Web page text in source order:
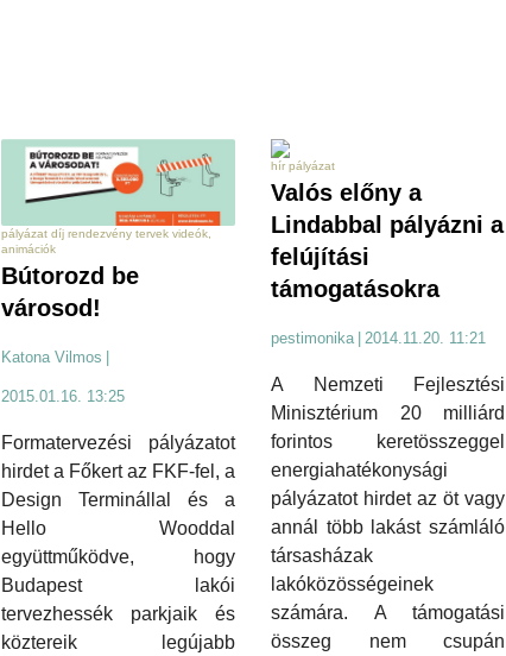
pályázat díj rendezvény tervek videók,
animációk
Bútorozd be
városod!
Katona Vilmos
2015.01.16. 13:25
Formatervezési pályázatot
hirdet a Főkert az FKF-fel, a
Design Terminállal és a
Hello Wooddal
együttműködve, hogy
Budapest lakói
tervezhessék parkjaik és
köztereik legújabb
hír pályázat
Valós előny a
Lindabbal pályázni a
felújítási
támogatásokra
pestimonika 2014.11.20. 11:21
A Nemzeti Fejlesztési
Minisztérium 20 milliárd
forintos keretösszeggel
energiahatékonysági
pályázatot hirdet az öt vagy
annál több lakást számláló
társasházak
lakóközösségeinek
számára. A támogatási
összeg nem csupán